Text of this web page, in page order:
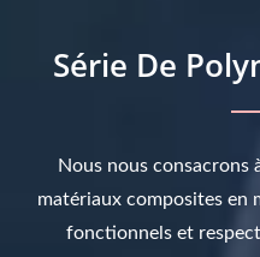
Série De
Nous nous consacrons
matériaux composites en
fonctionnels et